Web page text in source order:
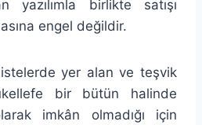
yazılımla birlikte satışı
engel değildir.
yer alan ve teşvik
bir bütün halinde
imkân olmadığı için